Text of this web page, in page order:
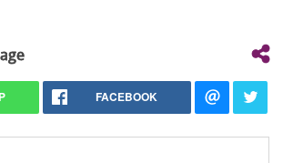
FACEBOOK